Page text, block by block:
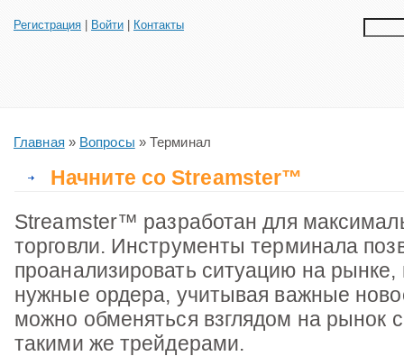
Регистрация Войти Контакты
Главная » Вопросы » Терминал
Начните со Streamster™
Streamster™ разработан для
торговли. Инструменты терминала
проанализировать ситуацию на рынке,
нужные ордера, учитывая важные
можно обменяться взглядом на рынок
такими же трейдерами.